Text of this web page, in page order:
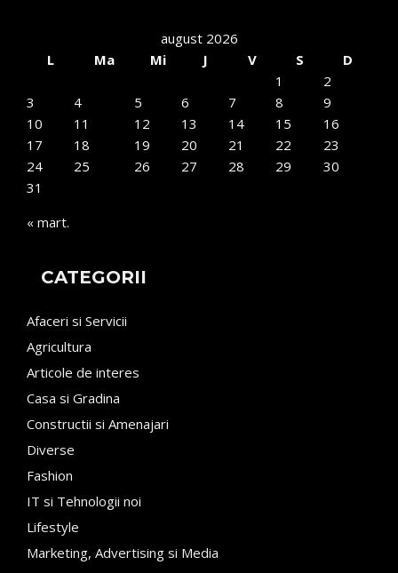
august 2026
L
Ma Mi J V S
D
1
2
3
4 5 6 7 8
9
10
11 12 13 14 15
16
17
18 19 20 21 22
23
24
25 26 27 28 29
30
31
« mart.
CATEGORII
Afaceri si Servicii
Agricultura
Articole de interes
Casa si Gradina
Constructii si Amenajari
Diverse
Fashion
IT si Tehnologii noi
Lifestyle
Marketing, Advertising si Media